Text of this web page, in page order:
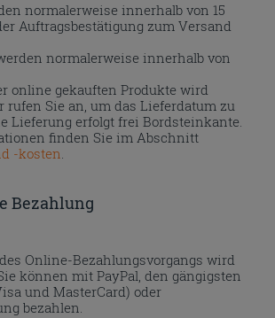
normalerweise innerhalb von 15
Auftragsbestätigung zum Versand
normalerweise innerhalb von
online gekauften Produkte wird
rufen Sie an, um das Lieferdatum zu
Lieferung erfolgt frei Bordsteinkante.
finden Sie im Abschnitt
-kosten.
Bezahlung
Online-Bezahlungsvorgangs wird
können mit PayPal, den gängigsten
und MasterCard) oder
bezahlen.